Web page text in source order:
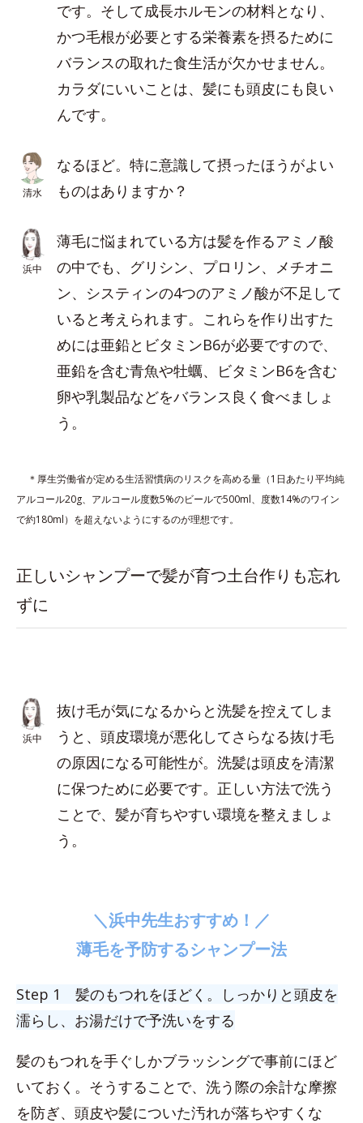
です。そして成長ホルモンの材料となり、
かつ毛根が必要とする栄養素を摂るために
バランスの取れた食生活が欠かせません。
カラダにいいことは、髪にも頭皮にも良い
んです。
清水
なるほど。特に意識して摂ったほうがよい
ものはありますか？
浜中
薄毛に悩まれている方は髪を作るアミノ酸
の中でも、グリシン、プロリン、メチオニ
ン、システィンの4つのアミノ酸が不足して
いると考えられます。これらを作り出すた
めには亜鉛とビタミンB6が必要ですので、
亜鉛を含む青魚や牡蠣、ビタミンB6を含む
卵や乳製品などをバランス良く食べましょ
う。
＊厚生労働省が定める生活習慣病のリスクを高める量（1日あたり平均純
アルコール20g、アルコール度数5%のビールで500ml、度数14%のワイン
で約180ml）を超えないようにするのが理想です。
正しいシャンプーで髪が育つ土台作りも忘れ
ずに
浜中
抜け毛が気になるからと洗髪を控えてしま
うと、頭皮環境が悪化してさらなる抜け毛
の原因になる可能性が。洗髪は頭皮を清潔
に保つために必要です。正しい方法で洗う
ことで、髪が育ちやすい環境を整えましょ
う。
＼浜中先生おすすめ！／
薄毛を予防するシャンプー法
Step 1 髪のもつれをほどく。しっかりと頭皮を
濡らし、お湯だけで予洗いをする
髪のもつれを手ぐしかブラッシングで事前にほど
いておく。そうすることで、洗う際の余計な摩擦
を防ぎ、頭皮や髪についた汚れが落ちやすくな